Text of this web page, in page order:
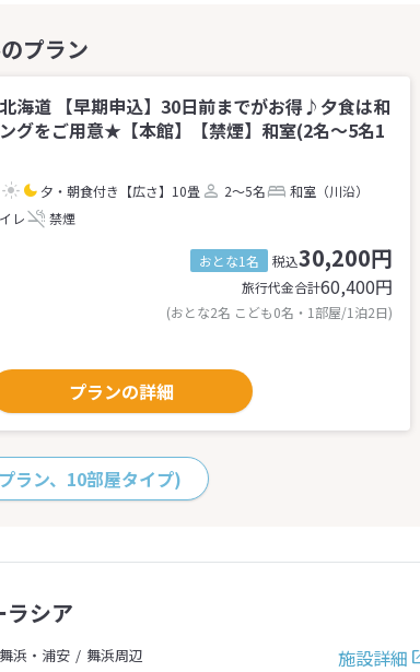
海道 【早期申込】30日前までがお得♪夕食は和
グをご用意★【本館】【禁煙】和室(2名～5名1
夕・朝食付き 【広さ】10畳 2～5名
和室（川沿）
レ 禁煙
おとな1名 税込30,200円
旅行代金合計60,400円
(おとな2名 こども0名・1部屋/1泊2日)
プランの詳細
ラン、10部屋タイプ)
ラシア
施設詳細
舞浜・浦安
舞浜周辺